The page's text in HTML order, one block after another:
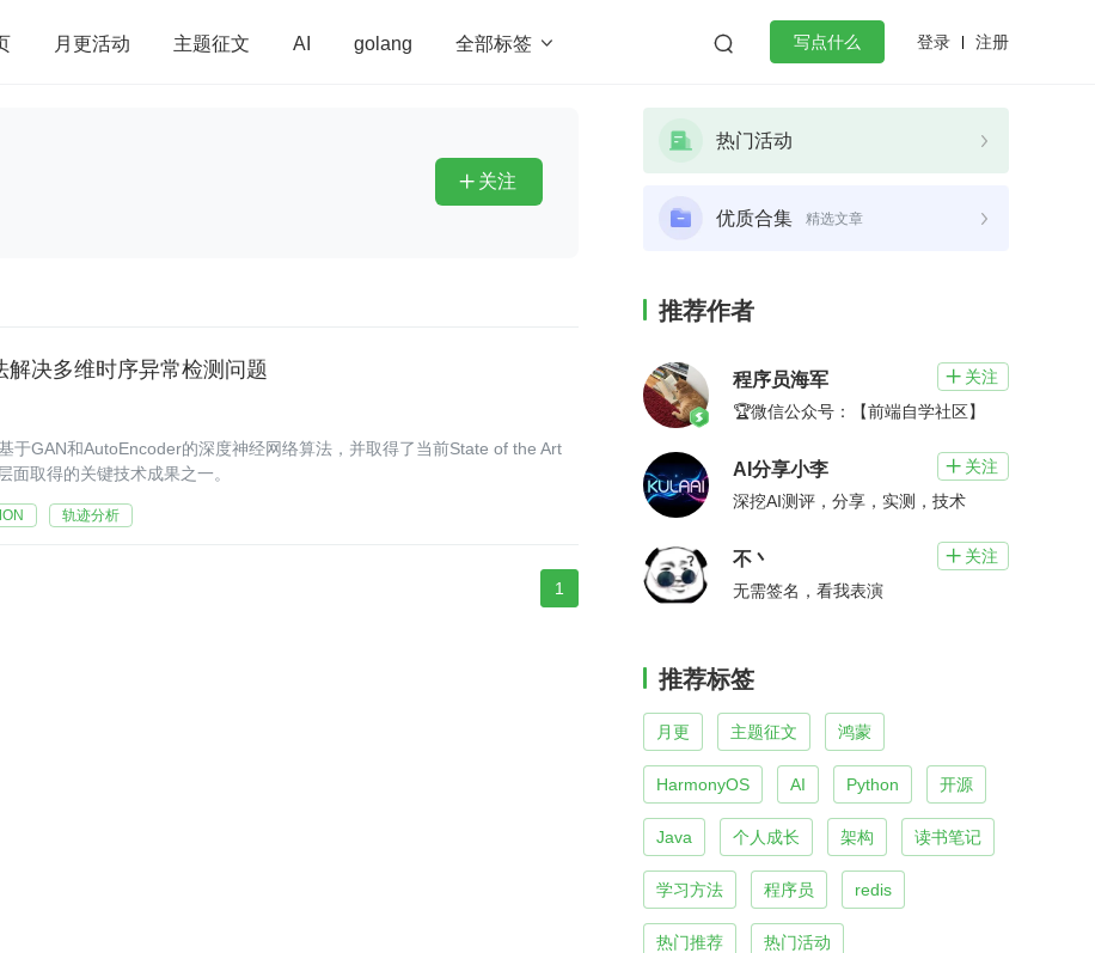
月更活动 主题征文 AI golang 全部标签   写点什么 登录 注册
redis
 关注
解决多维时序异常检测问题
于GAN和AutoEncoder的深度神经网络算法，并取得了当前State of the Art
取得的关键技术成果之一。
轨迹分析
1
热门活动
优质合集 精选文章
推荐作者
程序员海军  关注
🏆微信公众号：【前端自学社区】
AI分享小李  关注
深挖AI测评，分享，实测，技术
不丶  关注
无需签名，看我表演
推荐标签
月更 主题征文 鸿蒙
HarmonyOS AI Python 开源
Java 个人成长 架构 读书笔记
学习方法 程序员 redis
热门推荐 热门活动